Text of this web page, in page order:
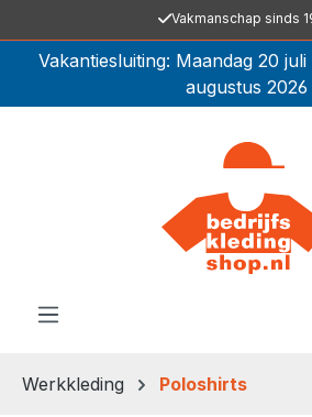
Ga naar de hoofdinhoudVakmanschap sinds
Vakantiesluiting: Maandag 20
augustus 2026
Werkkleding Poloshirts